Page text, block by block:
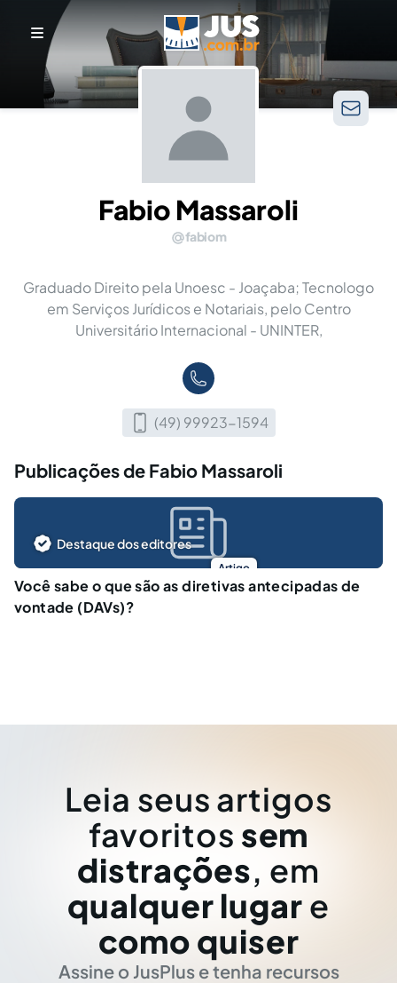
Fabio Massaroli
fabiom
Graduado Direito pela Unoesc - Joaçaba; Tecnologo
em Serviços Jurídicos e Notariais, pelo Centro
Universitário Internacional - UNINTER,
(49) 99923-1594
Publicações de Fabio Massaroli
Artigo
Destaque dos editores
Você sabe o que são as diretivas antecipadas de
vontade (DAVs)?
Leia seus artigos
favoritos sem
distrações, em
qualquer lugar e
como quiser
Assine o JusPlus e tenha recursos